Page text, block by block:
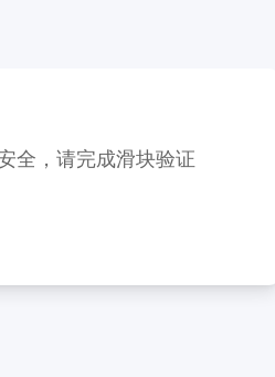
全，请完成滑块验证